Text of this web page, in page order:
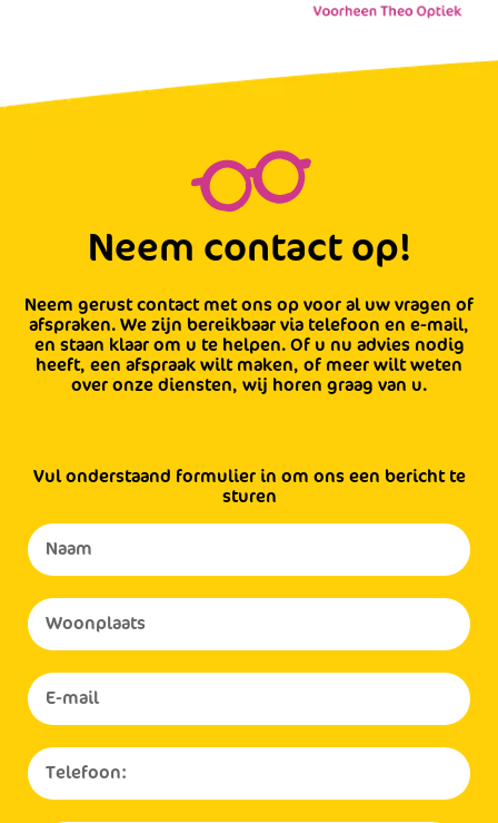
Neem contact op!
Neem gerust contact met ons op voor al uw vragen of
afspraken. We zijn bereikbaar via telefoon en e-mail,
en staan klaar om u te helpen. Of u nu advies nodig
heeft, een afspraak wilt maken, of meer wilt weten
over onze diensten, wij horen graag van u.
Vul onderstaand formulier in om ons een bericht te
sturen